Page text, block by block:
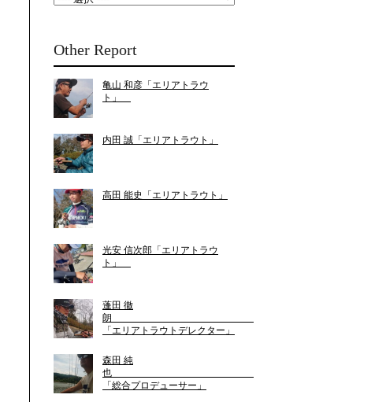
Other Report
亀山 和彦「エリアトラウ
ト」
内田 誠「エリアトラウト」
高田 能史「エリアトラウト」
光安 信次郎「エリアトラウ
ト」
蓬田 徹
朗
「エリアトラウトデレクター」
森田 純
也
「総合プロデューサー」